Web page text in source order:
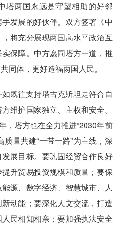
塔两国永远是守望相助的好邻
发展的好伙伴。双方签署《中
将充分展现两国高水平政治互
保障。中方愿同塔方一道，推
同体，更好造福两国人民。
既往支持塔吉克斯坦走符合自
维护国家独立、主权和安全。
，塔方也在全力推进“2030年前
质量共建“一带一路”为主线，深
展目标。要巩固经贸合作良好
升贸易投资规模和质量；要保
源、数字经济、智慧城市、人
动能；要深化人文交流，打造
民相知相亲；要加强执法安全